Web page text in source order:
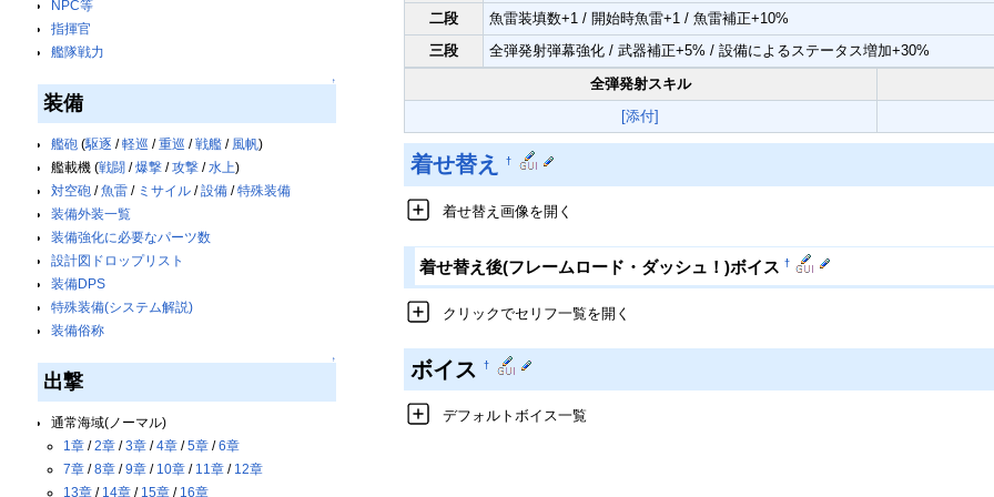
NPC等
指揮官
艦隊戦力
↑
装備
艦砲 (駆逐 /軽巡 /重巡 /戦艦/ 風帆)
艦載機 (戦闘 /爆撃/攻撃/水上)
対空砲 /魚雷/ ミサイル/設備/特殊装備
装備外装一覧
装備強化に必要なパーツ数
設計図ドロップリスト
装備DPS
特殊装備(システム解説)
装備俗称
↑
出撃
通常海域(ノーマル)
1章 /2章 /3章 /4章 /5章 /6章
7章 /8章 /9章 / 10章 / 11章 / 12章
13章 / 14章 / 15章 / 16章
二段
魚雷装填数+1 / 開始時魚雷+1 / 魚雷補正+10%
三段
全弾発射弾幕強化 / 武器補正+5% / 設備によるステータス増加+30%
全弾発射スキル
[添付]
着せ替え †
着せ替え画像を開く
着せ替え後(フレームロード・ダッシュ！)ボイス†
クリックでセリフ一覧を開く
ボイス †
デフォルトボイス一覧